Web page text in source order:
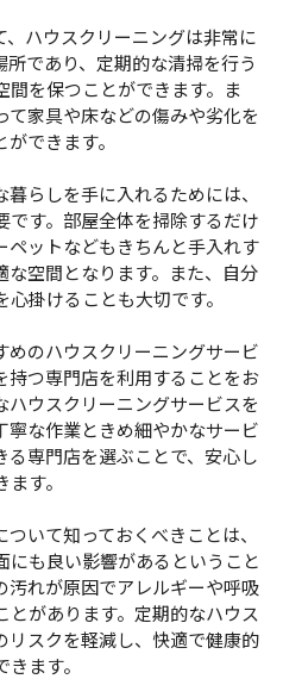
ハウスクリーニングは非常に
であり、定期的な清掃を行う
間を保つことができます。ま
家具や床などの傷みや劣化を
できます。
らしを手に入れるためには、
です。部屋全体を掃除するだけ
ペットなどもきちんと手入れす
な空間となります。また、自分
掛けることも大切です。
めのハウスクリーニングサービ
持つ専門店を利用することをお
ウスクリーニングサービスを
な作業ときめ細やかなサービ
る専門店を選ぶことで、安心し
す。
いて知っておくべきことは、
も良い影響があるということ
汚れが原因でアレルギーや呼吸
があります。定期的なハウス
リスクを軽減し、快適で健康的
ます。